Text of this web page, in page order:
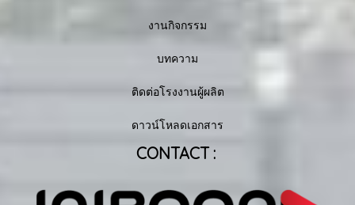
งานกิจกรรม
บทความ
ติดต่อโรงงานผู้ผลิต
ดาวน์โหลดเอกสาร
CONTACT :